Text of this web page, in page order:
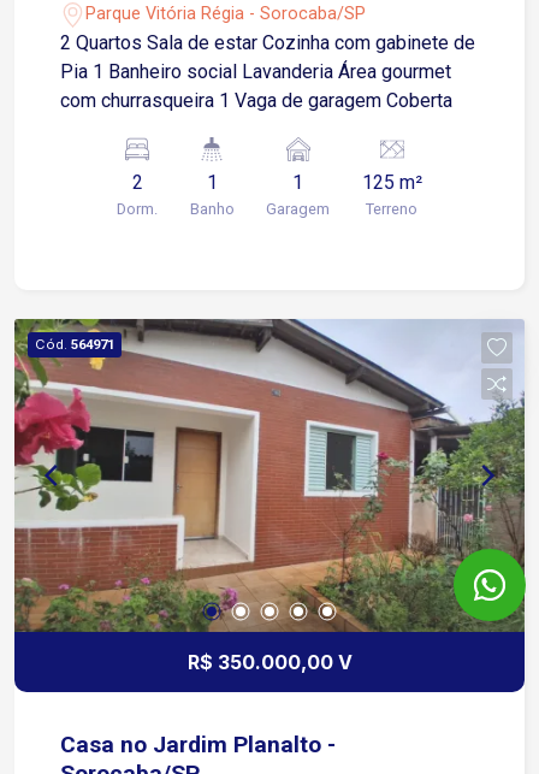
Parque Vitória Régia - Sorocaba/SP
2 Quartos Sala de estar Cozinha com gabinete de
Pia 1 Banheiro social Lavanderia Área gourmet
com churrasqueira 1 Vaga de garagem Coberta
2
Dorm.
1
Banho
1
Garagem
125 m²
Terreno
Cód. 564971
R$ 350.000,00 V
Casa no Jardim Planalto -